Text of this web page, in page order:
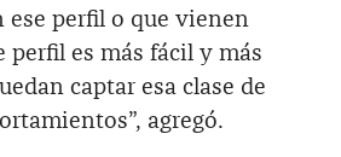
ese perfil o que vienen
perfil es más fácil y más
captar esa clase de
agregó.